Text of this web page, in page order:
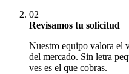
02
Revisamos tu solicitud
Nuestro equipo valora el
del mercado. Sin letra
ves es el que cobras.